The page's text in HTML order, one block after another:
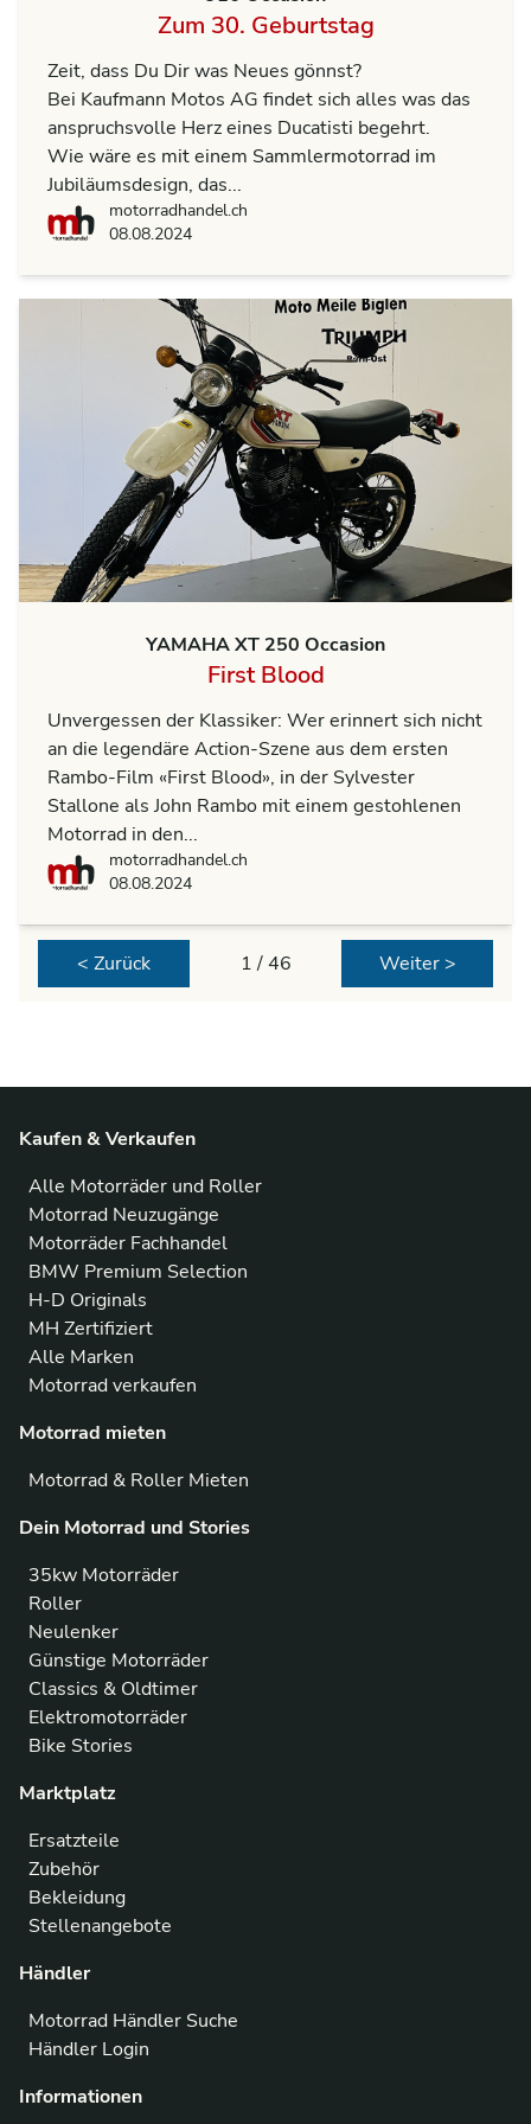
Zum 30. Geburtstag
Zeit, dass Du Dir was Neues gönnst?
Bei Kaufmann Motos AG findet sich alles was das
anspruchsvolle Herz eines Ducatisti begehrt.
Wie wäre es mit einem Sammlermotorrad im
Jubiläumsdesign, das...
motorradhandel.ch
motorradhandel.ch
08.08.2024
YAMAHA XT 250 Occasion
First Blood
Unvergessen der Klassiker: Wer erinnert sich nicht
an die legendäre Action-Szene aus dem ersten
Rambo-Film «First Blood», in der Sylvester
Stallone als John Rambo mit einem gestohlenen
Motorrad in den...
motorradhandel.ch
motorradhandel.ch
08.08.2024
< Zurück 1 / 46 Weiter >
Kaufen & Verkaufen
Alle Motorräder und Roller
Motorrad Neuzugänge
Motorräder Fachhandel
BMW Premium Selection
H-D Originals
MH Zertifiziert
Alle Marken
Motorrad verkaufen
Motorrad mieten
Motorrad & Roller Mieten
Dein Motorrad und Stories
35kw Motorräder
Roller
Neulenker
Günstige Motorräder
Classics & Oldtimer
Elektromotorräder
Bike Stories
Marktplatz
Ersatzteile
Zubehör
Bekleidung
Stellenangebote
Händler
Motorrad Händler Suche
Händler Login
Informationen